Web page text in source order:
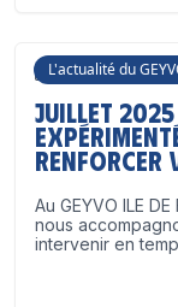
L'actualité du
3 juillet 2025
Juillet
renforcer
Au GEYVO ILE
nous
intervenir en